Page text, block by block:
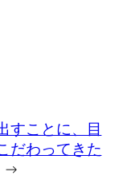
すことに、目
だわってきた
→